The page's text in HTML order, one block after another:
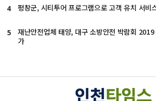
4 평창군, 시티투어 프로그램으로 고객 유치 서비
5
재난안전업체 태양, 대구 소방안전 박람회
가